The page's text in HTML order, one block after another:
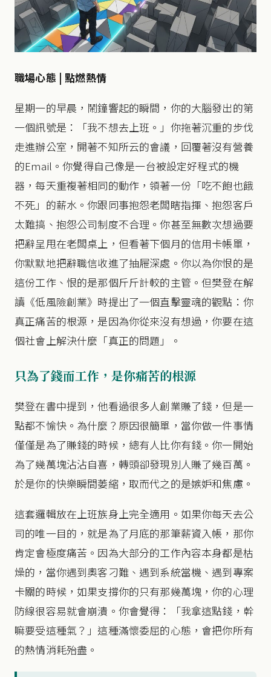
職場心態 | 點燃熱情
星期一的早晨，鬧鐘響起的瞬間，你的大腦發出的第
一個訊號是：「我不想去上班。」你拖著沉重的步伐
走進辦公室，開著不知所云的會議，回覆著沒有營養
的Email。你覺得自己像是一台被設定好程式的機
器，每天重複著相同的動作，領著一份「吃不飽也餓
不死」的薪水。你跟同事抱怨老闆瞎指揮、抱怨客戶
太難搞、抱怨公司制度不合理。你甚至無數次想過要
把辭呈甩在老闆桌上，但看著下個月的信用卡帳單，
你默默地把辭職信收進了抽屜深處。你以為你恨的是
這份工作、恨的是那個斤斤計較的主管。但樊登在解
讀《低風險創業》時提出了一個直擊靈魂的觀點：你
真正痛苦的根源，是因為你從來沒有想過，你要在這
個社會上解決什麼「真正的問題」。
只為了錢而工作，是你痛苦的根源
樊登在書中提到，他看過很多人創業賺了錢，但是一
點都不愉快。為什麼？原因很簡單，當你做一件事情
僅僅是為了賺錢的時候，總有人比你有錢。你一開始
為了幾萬塊沾沾自喜，轉頭卻發現別人賺了幾百萬。
於是你的快樂瞬間萎縮，取而代之的是嫉妒和焦慮。
這套邏輯放在上班族身上完全適用。如果你每天去公
司的唯一目的，就是為了月底的那筆薪資入帳，那你
肯定會極度痛苦。因為大部分的工作內容本身都是枯
燥的，當你遇到奧客刁難、遇到系統當機、遇到專案
卡關的時候，如果支撐你的只有那幾萬塊，你的心理
防線很容易就會崩潰。你會覺得：「我拿這點錢，幹
嘛要受這種氣？」這種滿懷委屈的心態，會把你所有
的熱情消耗殆盡。